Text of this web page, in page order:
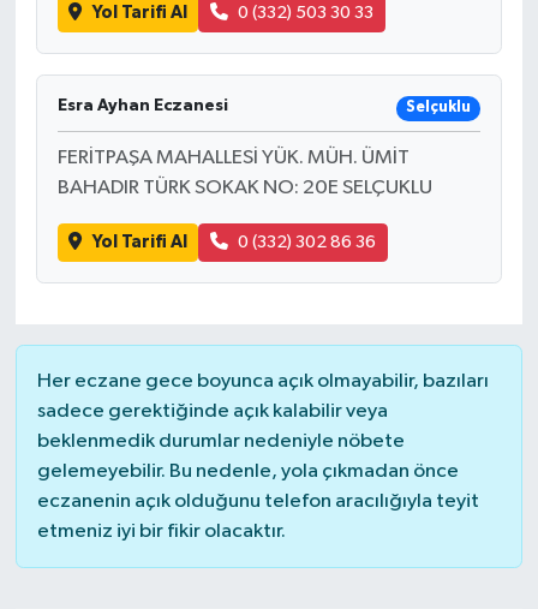
Yol Tarifi Al 0 (332) 503 30 33
Esra Ayhan Eczanesi Selçuklu
FERİTPAŞA MAHALLESİ YÜK. MÜH. ÜMİT
BAHADIR TÜRK SOKAK NO: 20E SELÇUKLU
Yol Tarifi Al 0 (332) 302 86 36
Her eczane gece boyunca açık olmayabilir, bazıları
sadece gerektiğinde açık kalabilir veya
beklenmedik durumlar nedeniyle nöbete
gelemeyebilir. Bu nedenle, yola çıkmadan önce
eczanenin açık olduğunu telefon aracılığıyla teyit
etmeniz iyi bir fikir olacaktır.